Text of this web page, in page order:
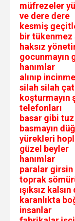
müfrezeler
ve dere dere
kesmiş
bir
haksız
gocunmayın
hanımlar
alınıp
silah silah
koşturmayın
telefonları
basar gibi
basmayın
yürekleri
güzel beyler
hanımlar
paralar
toprak
ışıksız
karanlıkta
insanlar